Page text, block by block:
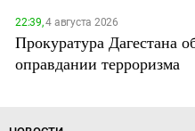
22:39,4 августа 2026
Прокуратура Дагестана
оправдании терроризма